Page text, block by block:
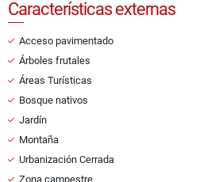
Características externas
Acceso pavimentado
Árboles frutales
Áreas Turísticas
Bosque nativos
Jardín
Montaña
Urbanización Cerrada
Zona campestre